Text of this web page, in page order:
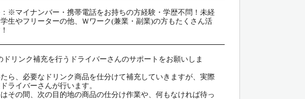
：※マイナンバー・携帯電話をお持ちの方経験・学歴不問！未経
生やフリーターの他、Ｗワーク(兼業・副業)の方もたくさん活
ドリンク補充を行うドライバーさんのサポートをお願いしま
ら、必要なドリンク商品を仕分けて補充していきますが、実際
ライバーさんが行います。
その間、次の目的地の商品の仕分け作業や、何もなければ待っ